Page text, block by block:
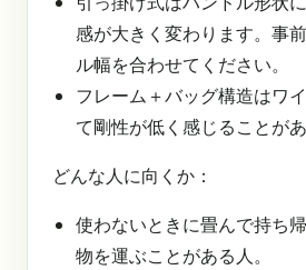
感が大きく変わります。事
ル幅を合わせてください。
フレーム＋バッグ構造はワ
て剛性が低く感じることがあ
どんな人に向くか：
使わないときに畳んで持ち
物を運ぶことがある人。